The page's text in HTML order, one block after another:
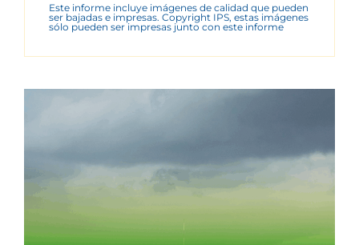
Este informe incluye imágenes de calidad que pueden
ser bajadas e impresas. Copyright IPS, estas imágenes
sólo pueden ser impresas junto con este informe